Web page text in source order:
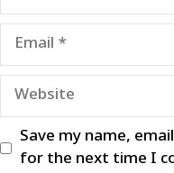
Email
Website
Save my name,
for the next time I